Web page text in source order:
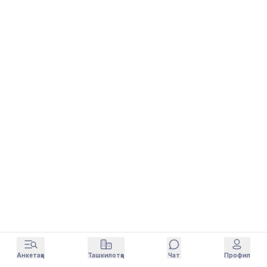
Анкетаҳо Ташкилотҳо Чат Профил